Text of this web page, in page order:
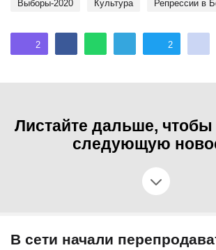
Выборы-2020 культура репрессии в
2 2
Листайте дальше, чтобы
следующую